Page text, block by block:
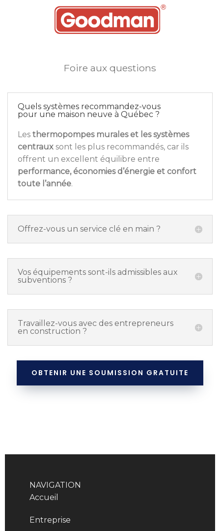
Foire aux questions
Quels systèmes recommandez-vous
pour une maison neuve à Québec ?
Les thermopompes murales et les systèmes
centraux sont les plus recommandés, car ils
offrent un excellent équilibre entre
performance, économies d’énergie et confort
toute l’année.
Offrez-vous un service clé en main ?
Vos équipements sont-ils admissibles aux
subventions ?
Travaillez-vous avec des entrepreneurs
en construction ?
OBTENIR UNE SOUMISSION GRATUITE
NAVIGATION
Accueil
Entreprise